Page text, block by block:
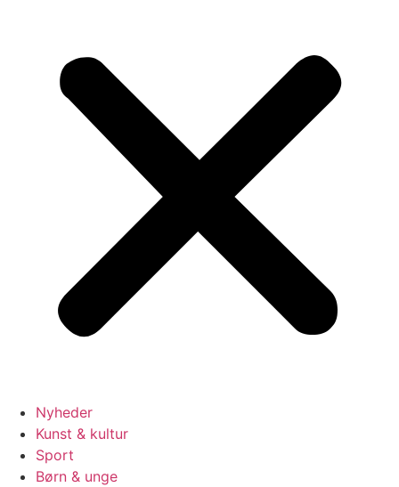
Nyheder
Kunst & kultur
Sport
Børn & unge